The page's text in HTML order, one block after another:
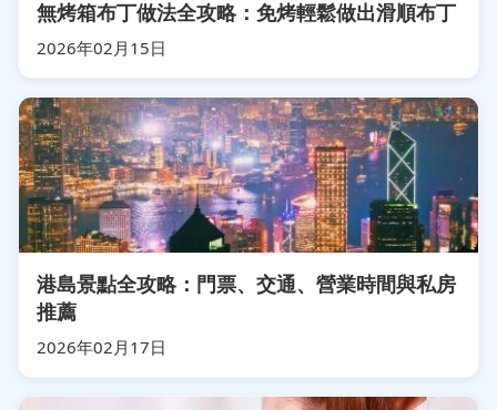
無烤箱布丁做法全攻略：免烤輕鬆做出滑順布丁
2026年02月15日
港島景點全攻略：門票、交通、營業時間與私房
推薦
2026年02月17日